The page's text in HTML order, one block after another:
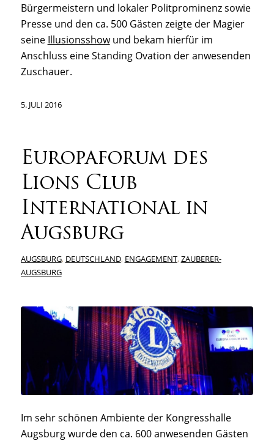
Bürgermeistern und lokaler Politprominenz sowie
Presse und den ca. 500 Gästen zeigte der Magier
seine Illusionsshowund bekam hierfür im
Anschluss eine Standing Ovation der anwesenden
Zuschauer.
5. JULI 2016
Europaforum des
Lions Club
International in
Augsburg
AUGSBURG, DEUTSCHLAND, ENGAGEMENT,ZAUBERER-
AUGSBURG
Im sehr schönen Ambiente der Kongresshalle
Augsburg wurde den ca. 600 anwesenden Gästen